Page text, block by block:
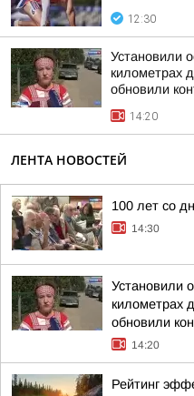
12:30
Установили
километрах
обновили
14:20
ЛЕНТА НОВОСТЕЙ
100 лет со
14:30
Установили
километрах
обновили
14:20
Рейтинг